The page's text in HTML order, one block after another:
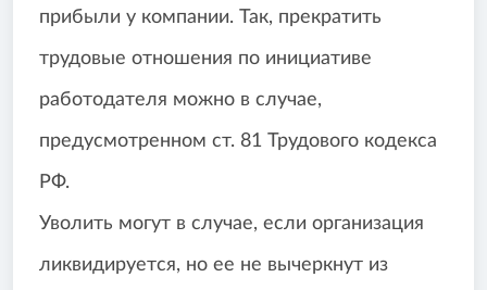
прибыли у компании. Так, прекратить
трудовые отношения по инициативе
работодателя можно в случае,
предусмотренном ст. 81 Трудового кодекса
РФ.
Уволить могут в случае, если организация
ликвидируется, но ее не вычеркнут из